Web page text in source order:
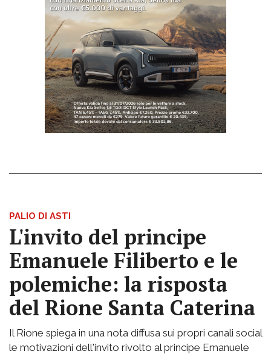
PALIO DI ASTI
L'invito del principe
Emanuele Filiberto e le
polemiche: la risposta
del Rione Santa Caterina
Il Rione spiega in una nota diffusa sui propri canali social
le motivazioni dell'invito rivolto al principe Emanuele